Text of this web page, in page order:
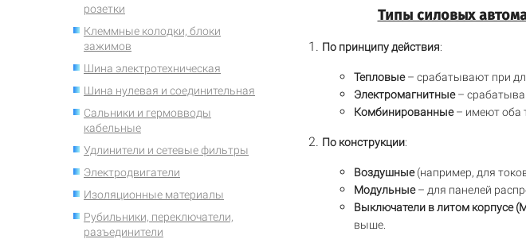
розетки
Клеммные колодки, блоки
зажимов
Шина электротехническая
Шина нулевая и соединительная
Сальники и гермовводы
кабельные
Удлинители и сетевые фильтры
Электродвигатели
Изоляционные материалы
Рубильники, переключатели,
разъединители
Типы силовых
По принципу действия:
Тепловые– срабатывают при
Электромагнитные–
Комбинированные– имеют оба
По конструкции:
Воздушные(например, для
Модульные– для панелей
Выключатели в литом корпусе
выше.